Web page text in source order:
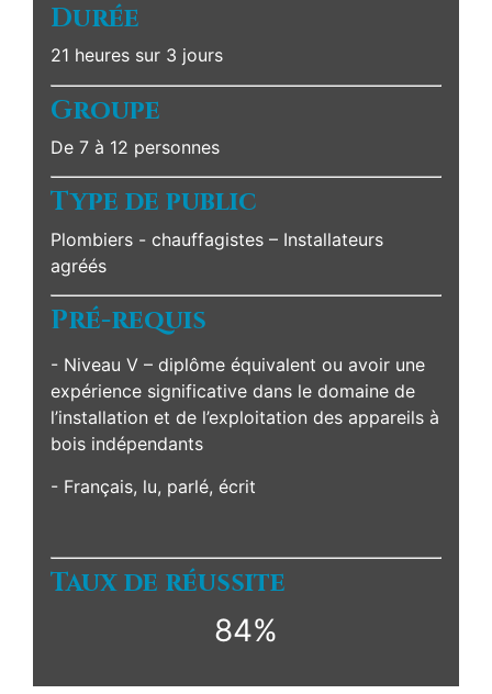
Durée
21 heures sur 3 jours
Groupe
De 7 à 12 personnes
Type de public
Plombiers - chauffagistes – Installateurs
agréés
Pré-requis
- Niveau V – diplôme équivalent ou avoir une
expérience significative dans le domaine de
l’installation et de l’exploitation des appareils à
bois indépendants
- Français, lu, parlé, écrit
Taux de réussite
84%